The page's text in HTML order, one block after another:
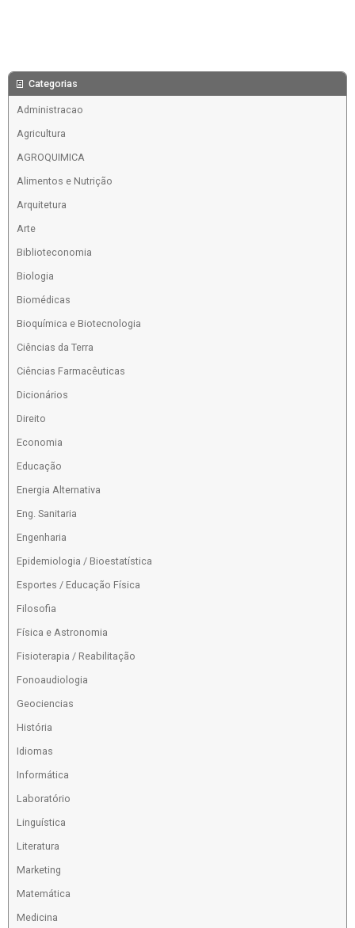
Categorias
Administracao
Agricultura
AGROQUIMICA
Alimentos e Nutrição
Arquitetura
Arte
Biblioteconomia
Biologia
Biomédicas
Bioquímica e Biotecnologia
Ciências da Terra
Ciências Farmacêuticas
Dicionários
Direito
Economia
Educação
Energia Alternativa
Eng. Sanitaria
Engenharia
Epidemiologia / Bioestatística
Esportes / Educação Física
Filosofia
Física e Astronomia
Fisioterapia / Reabilitação
Fonoaudiologia
Geociencias
História
Idiomas
Informática
Laboratório
Linguística
Literatura
Marketing
Matemática
Medicina